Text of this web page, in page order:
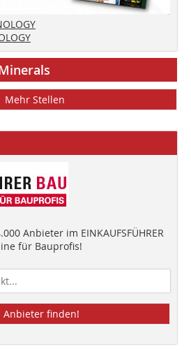
Mehr Stellen
Anbieter im EINKAUFSFÜHRER
für Bauprofis!
Anbieter finden!